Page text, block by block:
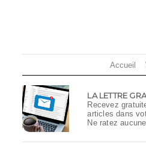
Accueil
LA LETTRE
Recevez
articles dans
Ne ratez